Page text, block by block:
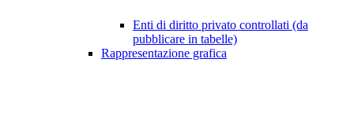
Enti di diritto privato controllati (da
pubblicare in tabelle)
Rappresentazione grafica